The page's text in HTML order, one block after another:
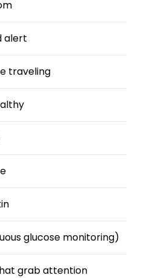
alert
traveling
glucose monitoring)
grab attention